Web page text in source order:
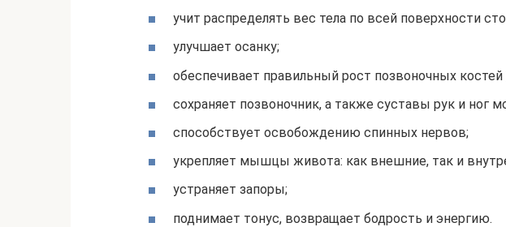
учит распределять вес тела по всей поверхности
улучшает осанку;
обеспечивает правильный рост позвоночных
сохраняет позвоночник, а также суставы рук и ног
способствует освобождению спинных нервов;
укрепляет мышцы живота: как внешние, так и
устраняет запоры;
поднимает тонус, возвращает бодрость и энергию.